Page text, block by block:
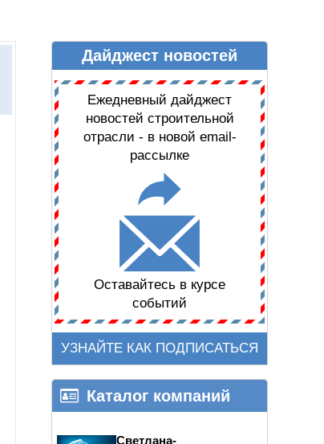
ДАЙДЖЕСТ НОВОСТЕЙДайджест новостей
Ежедневный дайджест
новостей строительной
отрасли - в новой email-
рассылке
Оставайтесь в курсе
событий
УЗНАЙТЕ КАК ПОДПИСАТЬСЯ
Каталог компаний
Светлана-